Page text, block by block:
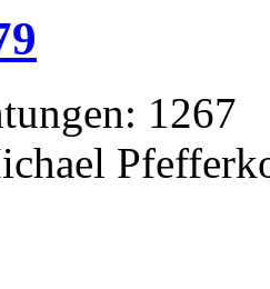
1267